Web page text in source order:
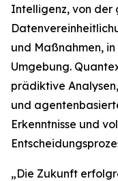
Intelligenz, von der
und Maßnahmen,
Umgebung.
prädiktive
und
Erkenntnisse und
„Die Zukunft